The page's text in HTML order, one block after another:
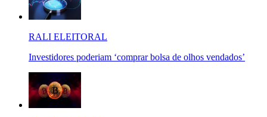
RALI ELEITORAL
Investidores poderiam ‘comprar bolsa de olhos vendados’